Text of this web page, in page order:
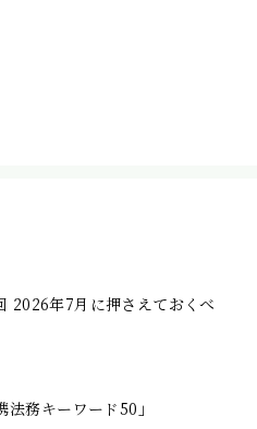
2026年7月に押さえておくべ
法務キーワード50」